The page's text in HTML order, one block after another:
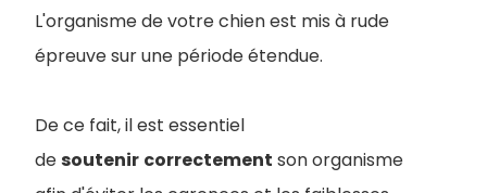
L'organisme de votre chien est mis à rude
épreuve sur une période étendue.
De ce fait, il est essentiel
desoutenir correctement son organisme